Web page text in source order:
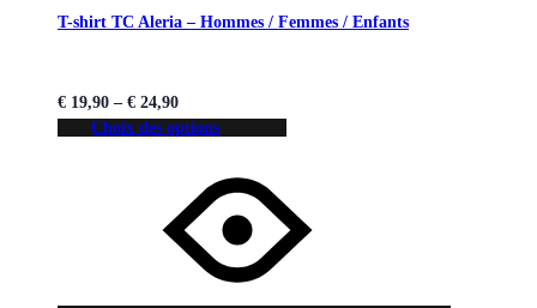
T-shirt TC Aleria – Hommes / Femmes / Enfants
€ 19,90 – € 24,90
Choix des options